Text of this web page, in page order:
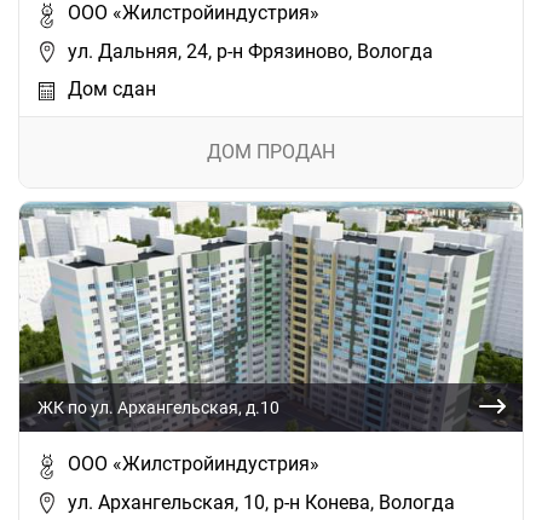
ООО «Жилстройиндустрия»
ул. Дальняя, 24, р-н Фрязиново, Вологда
Дом сдан
ДОМ ПРОДАН
ЖК по ул. Архангельская, д.10
ООО «Жилстройиндустрия»
ул. Архангельская, 10, р-н Конева, Вологда